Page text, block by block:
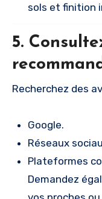
sols et finition
5.
Recherchez des
Google.
Réseaux
Plateformes
Demandez